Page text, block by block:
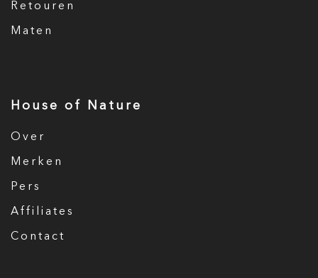
Retouren
Maten
House of Nature
Over
Merken
Pers
Affiliates
Contact